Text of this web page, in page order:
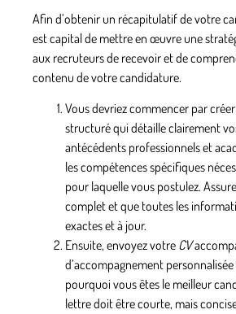
Afin d’obtenir un récapitulatif de votre
est capital de mettre en œuvre une
aux recruteurs de recevoir et de
contenu de votre candidature.
Vous devriez commencer par
structuréqui détaille clairement
antécédents professionnels et
les compétences spécifiques
pour laquelle vous postulez.
complet et que toutes les
exactes et à jour.
Ensuite, envoyez votre CV
d’accompagnement
pourquoi vous êtes le meilleur
lettre doit être courte, mais